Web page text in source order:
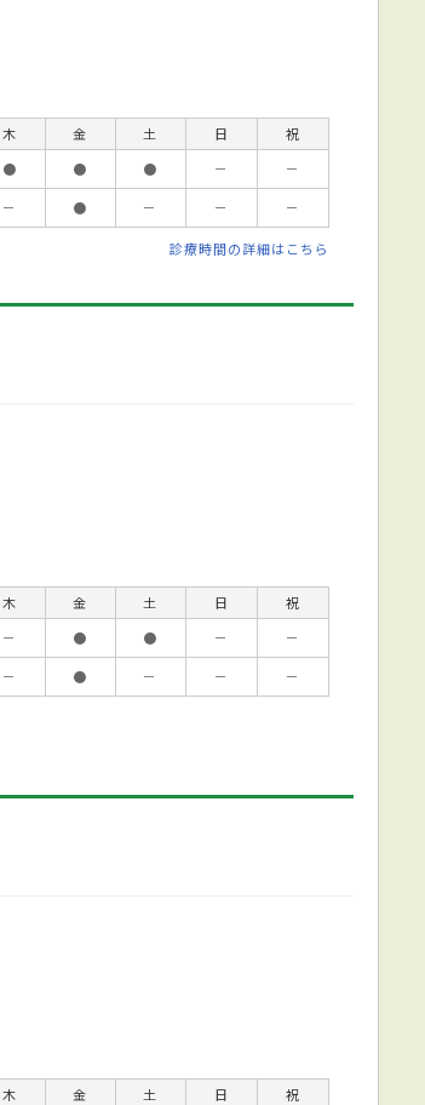
木 金 土 日
祝
● ● ● －
－
－ ● － － －
診療時間の詳細はこちら
木 金 土 日
祝
－ ● ● －
－
－ ● － － －
木 金 土 日
祝